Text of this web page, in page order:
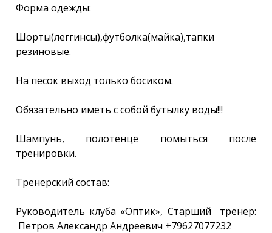
Форма одежды:
Шорты(леггинсы),футболка(майка),тапки
резиновые.
На песок выход только босиком.
Обязательно иметь с собой бутылку воды!!!
Шампунь, полотенце помыться после
тренировки.
Тренерский состав:
Руководитель клуба «Оптик», Старший тренер:
Петров Александр Андреевич +79627077232